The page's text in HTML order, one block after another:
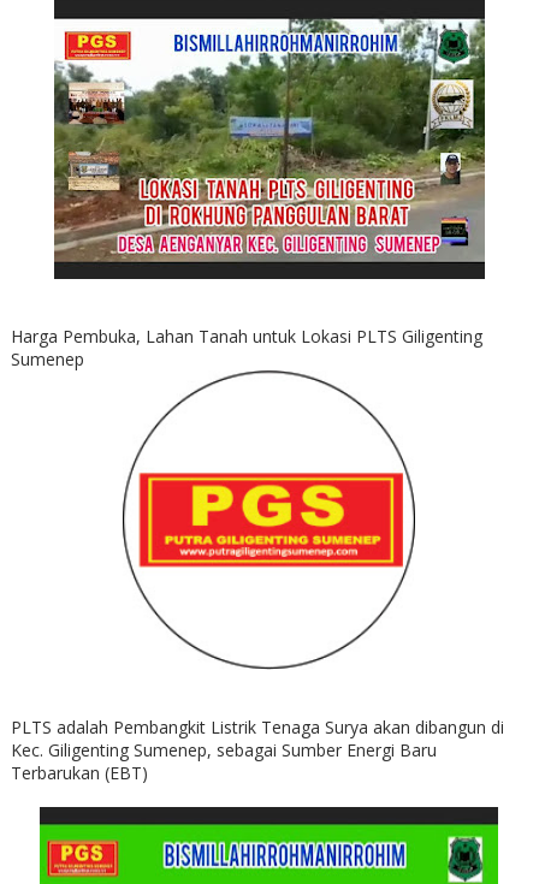
Harga Pembuka, Lahan Tanah untuk Lokasi PLTS Giligenting
Sumenep
PLTS adalah Pembangkit Listrik Tenaga Surya akan dibangun di
Kec. Giligenting Sumenep, sebagai Sumber Energi Baru
Terbarukan (EBT)